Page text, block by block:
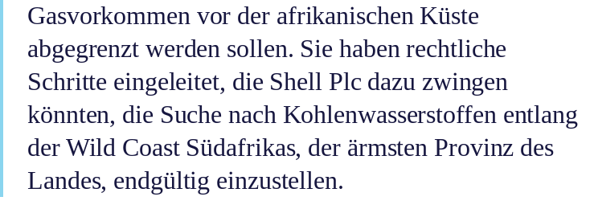
Gasvorkommen vor der afrikanischen Küste
abgegrenzt werden sollen. Sie haben rechtliche
Schritte eingeleitet, die Shell Plc dazu zwingen
könnten, die Suche nach Kohlenwasserstoffen entlang
der Wild Coast Südafrikas, der ärmsten Provinz des
Landes, endgültig einzustellen.